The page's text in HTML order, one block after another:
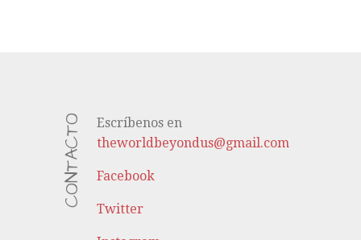
CONTACTO
Escríbenos en
theworldbeyondus@gmail.com
Facebook
Twitter